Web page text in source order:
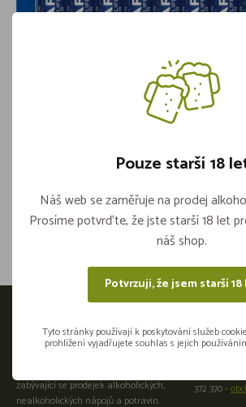
Varta baterie 12ks Long
Sdílejte na sítích
zabývající se prodejek alkoholických,
nealkoholických nápojů a potravin.
372 370 -
Pouze starší 18
Náš web se zaměřuje na prodej
Prosíme potvrďte, že jste starší 18 let
náš shop.
Potvrzuji, že jsem starší
Tyto stránky používají k poskytování služeb
prohlížení vyjadřujete souhlas s jejich